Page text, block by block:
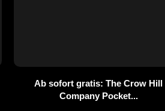
Ab sofort gratis: The Crow Hill
Company Pocket...